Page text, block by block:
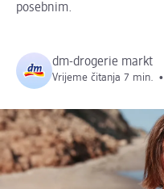
posebnim.
dm-drogerie markt
Vrijeme čitanja 7 min. •